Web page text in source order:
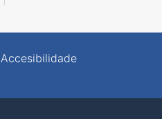
Accesibilidade